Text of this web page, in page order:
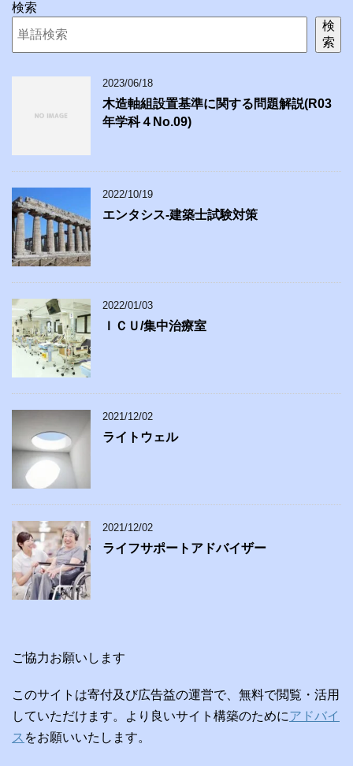
検索
検
索
2023/06/18
木造軸組設置基準に関する問題解説(R03
年学科４No.09)
2022/10/19
エンタシス-建築士試験対策
2022/01/03
ＩＣＵ/集中治療室
2021/12/02
ライトウェル
2021/12/02
ライフサポートアドバイザー
ご協力お願いします
このサイトは寄付及び広告益の運営で、無料で閲覧・活用
していただけます。より良いサイト構築のためにアドバイ
ス をお願いいたします。